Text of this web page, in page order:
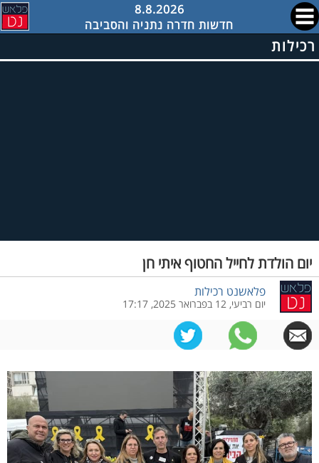
8.8.2026
חדשות חדרה נתניה והסביבה
רכילות
יום הולדת לחייל החטוף איתי חן
פלאשנט רכילות
יום רביעי, 12 בפברואר 2025, 17:17